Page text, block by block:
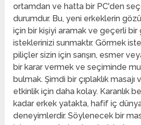
ortamdan ve hatta bir PC'den
durumdur. Bu, yeni erkeklerin
için bir kişiyi aramak ve geçerli bir
isteklerinizi sunmaktır. Görmek
piliçler sizin için sarışın, esmer
bir karar vermek ve seçiminde
bulmak. Şimdi bir çıplaklık
etkinlik için daha kolay. Karanlık
kadar erkek yatakta, hafif iç
deneyimlerdir. Söylenecek bir